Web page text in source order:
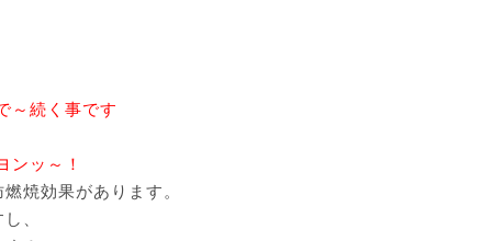
～続く事です
ッ～！
焼効果があります。
、